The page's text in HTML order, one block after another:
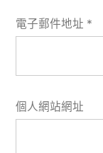
電子郵件地址 *
個人網站網址